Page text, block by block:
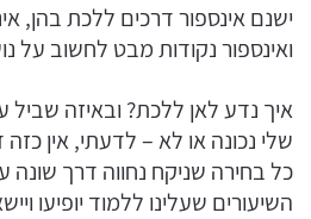
ישנם אינספור דרכים ללכת בהן,
ואינספור נקודות מבט לחשוב על
איך נדע לאן ללכת? ובאיזה שביל
שלי נכונה או לא – לדעתי, אין
כל בחירה שניקח נחווה דרך שונה
השיעורים שעלינו ללמוד יופיעו